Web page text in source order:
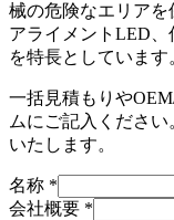
械の危険なエリア
アライメントLED、
を特長としています
一括見積もりや
ムにご記入くださ
いたします。
名称 *
会社概要 *